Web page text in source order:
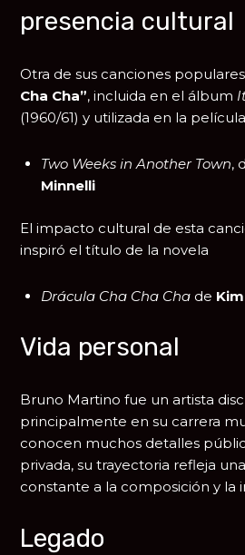
presencia cultural
Otra de sus canciones
Cha Cha”, incluida en el álbum
(1960/61) y utilizada en la película
Two Weeks in Another Town,
Minnelli
El impacto cultural de esta
inspiró el título de la novela
Drácula Cha Cha Cha de
Vida personal
Bruno Martino fue un artista
principalmente en su carrera
conocen muchos detalles
privada, su trayectoria refleja
constante a la composición y la
Legado